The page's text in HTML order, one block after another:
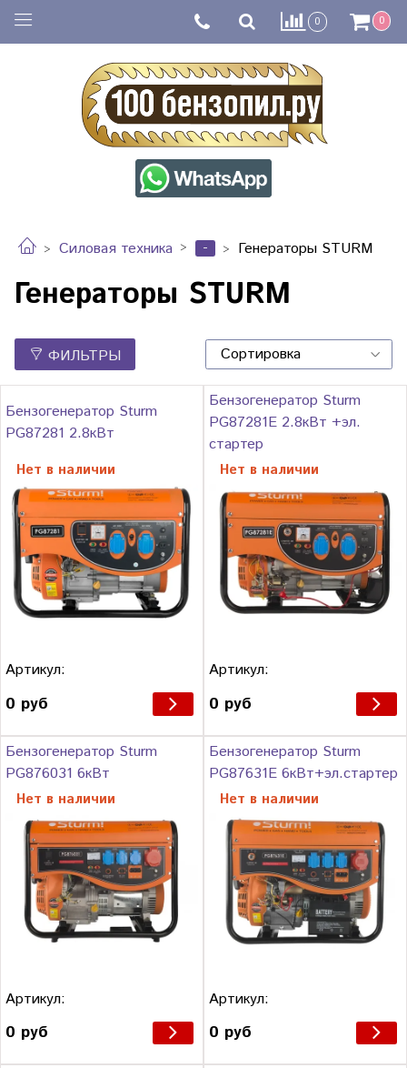
0 0
Силовая техника - Генераторы STURM
Генераторы STURM
ФИЛЬТРЫ
Бензогенератор Sturm
PG87281 2.8кВт
Нет в наличии
Артикул:
0 руб
Бензогенератор Sturm
PG87281E 2.8кВт +эл.
стартер
Нет в наличии
Артикул:
0 руб
Бензогенератор Sturm
PG876031 6кВт
Нет в наличии
Артикул:
0 руб
Бензогенератор Sturm
PG87631E 6кВт+эл.стартер
Нет в наличии
Артикул:
0 руб